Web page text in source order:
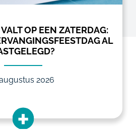
OP EEN ZATERDAG:
AL
2026